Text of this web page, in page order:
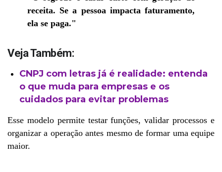
receita. Se a pessoa impacta faturamento,
ela se paga."
Veja Também:
CNPJ com letras já é realidade: entenda
o que muda para empresas e os
cuidados para evitar problemas
Esse modelo permite testar funções, validar processos e
organizar a operação antes mesmo de formar uma equipe
maior.